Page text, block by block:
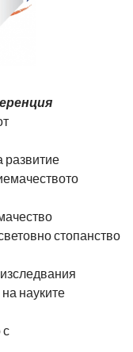
развитие
стопанство
науките
с